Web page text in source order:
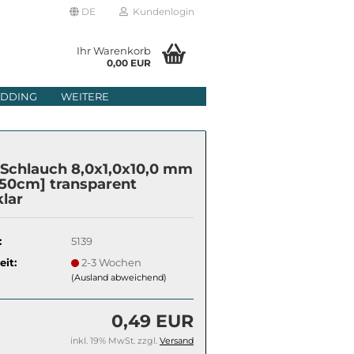
DE Kundenlogin
Ihr Warenkorb
0,00 EUR
WEITERE
8,0x1,0x10,0 mm
transparent
5139
2-3 Wochen
(Ausland abweichend)
0,49 EUR
inkl. 19% MwSt. zzgl. Versand